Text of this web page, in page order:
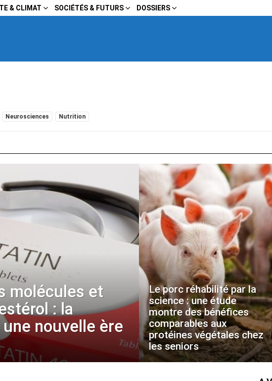
& CLIMAT SOCIÉTÉS & FUTURS DOSSIERS
Neurosciences Nutrition
molécules et
: la
nouvelle ère
Le porc réhabilité par la
science : une étude
montre des bénéfices
comparables aux
protéines végétales chez
les seniors